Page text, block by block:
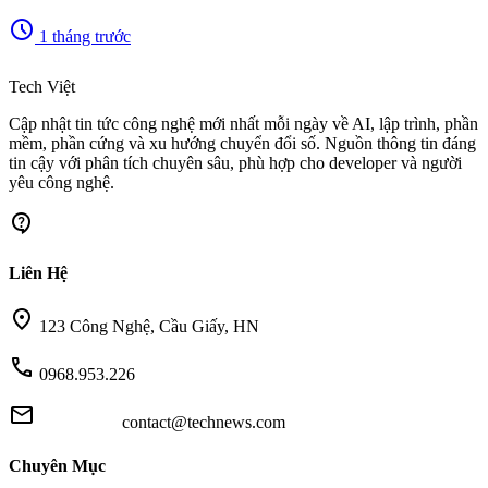
schedule 1 tháng trước
Tech Việt
Cập nhật tin tức công nghệ mới nhất mỗi ngày về AI, lập trình, phần
mềm, phần cứng và xu hướng chuyển đổi số. Nguồn thông tin đáng
tin cậy với phân tích chuyên sâu, phù hợp cho developer và người
yêu công nghệ.
contact_support
Liên Hệ
location_on 123 Công Nghệ, Cầu Giấy, HN
call 0968.953.226
mail contact@technews.com
Chuyên Mục